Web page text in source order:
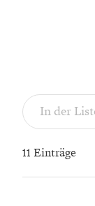
11 Einträge